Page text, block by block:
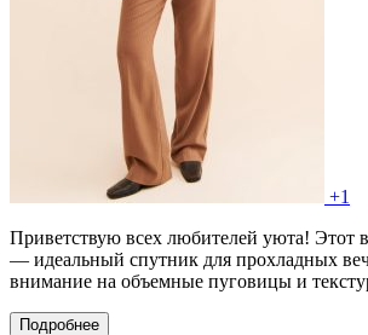
+1
Приветствую всех любителей уюта! Этот
— идеальный спутник для прохладных
внимание на объемные пуговицы и
Подробнее